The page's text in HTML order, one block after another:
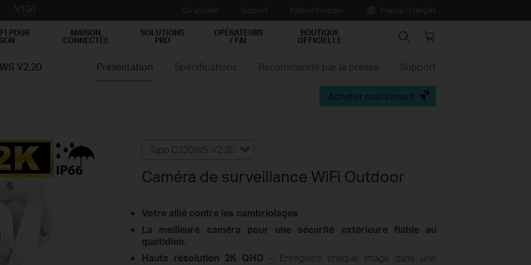
POUR MAISON
CONNECTÉE
SOLUTIONS
PRO
OPÉRATEURS
/ FAI
BOUTIQUE
OFFICIELLE Search Online
V2.20 Présentation Spécifications Recommandé par la presse Support
Acheter maintenant
Tapo C320WS V2.20
Caméra de surveillance WiFi Outdoor
Votre allié contre les cambriolages
La meilleure caméra pour une sécurité extérieure fiable au
quotidien.
Haute résolution 2K QHD – Enregistre chaque image dans une